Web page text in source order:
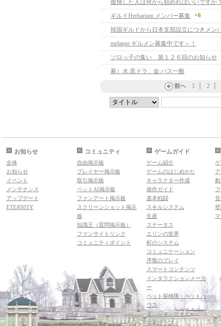
復帰した人は何から始めればいいですか
ギルドHerbarium メンバー募集
+6
韓国ギルドから日本支部設立につきメン
melange ギルメン募集中です～！
ソロっ子の集い 第１２６回のお知らせ
募）水:黒ドラ、金:バス一般
前へ 1 2
お知らせ
全体
お知らせ
イベント
メンテナンス
アップデート
ETERNITY
コミュニティ
自由掲示板
プレイヤー掲示板
取引掲示板
ペットAI掲示板
ファンアート掲示板
スクリーンショット掲示
板
知識王（質問掲示板）
ファンサイトリンク
コミュニティポイント
ゲームガイド
ゲーム紹介
ゲームのはじめかた
キャラクター作成
操作ガイド
基本戦闘
スキルシステム
生産
ステータス
エリンの世界
町のシステム
コミュニケーション
序盤のプレイ
スマートコンテンツ
インタラクションメーカ
ー
ペット探検隊・ペットハ
ウス
ダンジョンガイド
マギグラフィ